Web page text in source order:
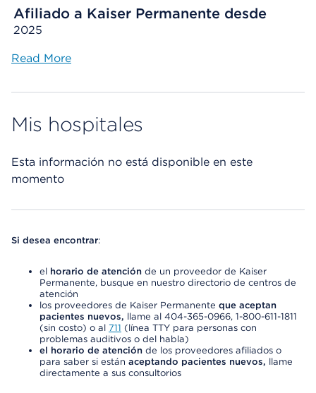
Afiliado a Kaiser Permanente desde
2025
Read More
Mis hospitales
Esta información no está disponible en este
momento
Si desea encontrar:
el horario de atención de un proveedor de Kaiser
Permanente, busque en nuestro directorio de centros de
atención
los proveedores de Kaiser Permanente que aceptan
pacientes nuevos, llame al 404-365-0966, 1-800-611-1811
(sin costo) o al 711 (línea TTY para personas con
problemas auditivos o del habla)
el horario de atención de los proveedores afiliados o
para saber si están aceptando pacientes nuevos, llame
directamente a sus consultorios